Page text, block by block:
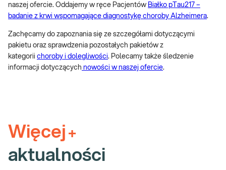
naszej ofercie. Oddajemy w ręce Pacjentów Białko pTau217 –
badanie z krwi wspomagające diagnostykę choroby Alzheimera.
Zachęcamy do zapoznania się ze szczegółami dotyczącymi
pakietu oraz sprawdzenia pozostałych pakietów z
kategorii choroby i dolegliwości. Polecamy także śledzenie
informacji dotyczących nowości w naszej ofercie.
Więcej +
aktualności